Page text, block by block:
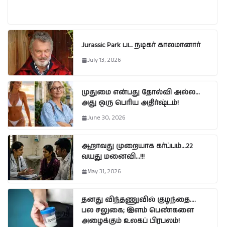
Jurassic Park பட நடிகர் காலமானார்
July 13, 2026
முதுமை என்பது தோல்வி அல்ல…
அது ஒரு பெரிய அதிர்ஷ்டம்!
June 30, 2026
ஆறாவது முறையாக கர்ப்பம்…22
வயது மனைவி…!!!
May 31, 2026
தனது விந்தணுவில் குழந்தை….
பல சலுகை; இளம் பெண்களை
அழைக்கும் உலகப் பிரபலம்!